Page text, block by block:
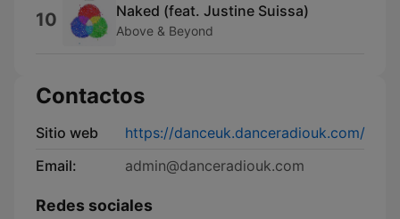
10 Naked (feat. Justine Suissa)
Above & Beyond
Contactos
Sitio web
https://danceuk.danceradiouk.com/
Email:
admin@danceradiouk.com
Redes sociales